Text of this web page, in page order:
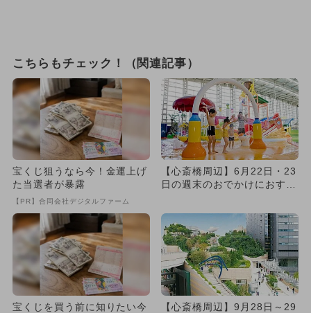
こちらもチェック！（関連記事）
宝くじ狙うなら今！金運上げ
た当選者が暴露
【PR】合同会社デジタルファーム
【心斎橋周辺】6月22日・23
日の週末のおでかけにおすす
宝くじを買う前に知りたい今
【心斎橋周辺】9月28日～29